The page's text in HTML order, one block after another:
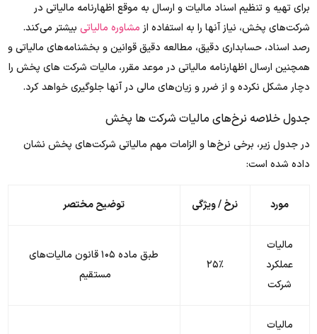
برای تهیه و تنظیم اسناد مالیات و ارسال به موقع اظهارنامه مالیاتی در
شرکت‌های پخش، نیاز آنها را به استفاده ازمشاوره مالیاتی بیشتر می‌کند.
رصد اسناد، حسابداری دقیق، مطالعه دقیق قوانین و بخشنامه‌های مالیاتی و
همچنین ارسال اظهارنامه مالیاتی در موعد مقرر، مالیات شرکت های پخش را
دچار مشکل نکرده و از ضرر و زیان‌های مالی در آنها جلوگیری خواهد کرد.
جدول خلاصه نرخ‌های مالیات شرکت ها پخش
در جدول زیر، برخی نرخ‌ها و الزامات مهم مالیاتی شرکت‌های پخش نشان
داده شده است:
مورد نرخ / ویژگی توضیح مختصر
مالیات
عملکرد
شرکت
۲۵٪
طبق ماده ۱۰۵ قانون مالیات‌های
مستقیم
مالیات